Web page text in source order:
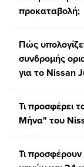
προκαταβολή;
Πώς
συνδρομής
για το Nissan
Τι προσφέρει
Μήνα" του
Τι